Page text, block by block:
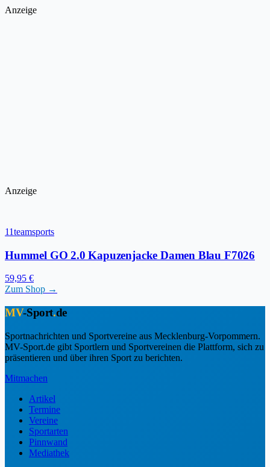
Anzeige
Anzeige
11teamsports
Hummel GO 2.0 Kapuzenjacke Damen Blau F7026
59,95 €
Zum Shop →
MV-Sport.de
Sportnachrichten und Sportvereine aus Mecklenburg-Vorpommern.
MV-Sport.de gibt Sportlern und Sportvereinen die Plattform, sich zu
präsentieren und über ihren Sport zu berichten.
Mitmachen
Artikel
Termine
Vereine
Sportarten
Pinnwand
Mediathek